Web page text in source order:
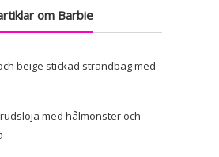
om Barbie
beige stickad strandbag med
med hålmönster och